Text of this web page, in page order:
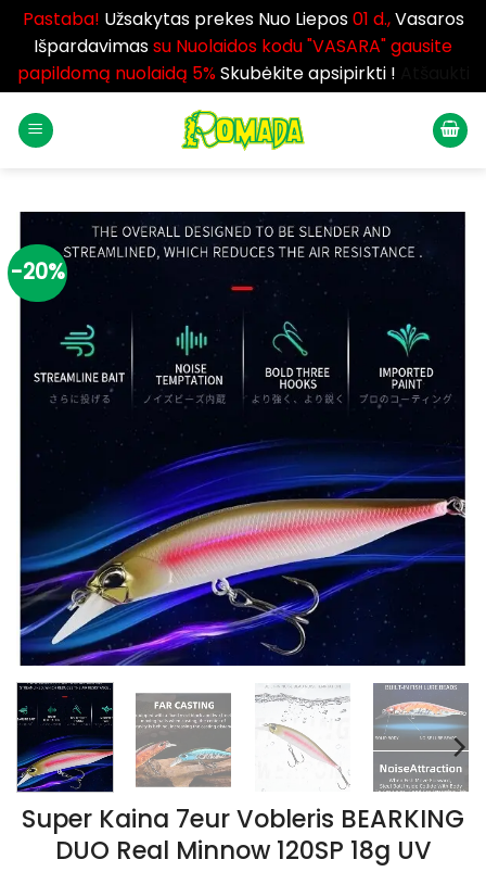
Pastaba! Užsakytas prekes Nuo Liepos01 d.,Vasaros
Išpardavimassu Nuolaidos kodu "VASARA" gausite
papildomą nuolaidą 5%Skubėkite apsipirkti !
-20%
Super Kaina 7eur Vobleris BEARKING
DUO Real Minnow 120SP 18g UV